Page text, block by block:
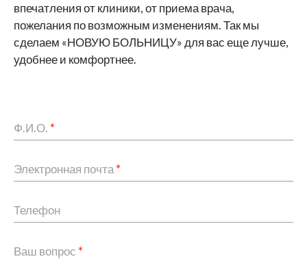
впечатления от клиники, от приема врача,
пожелания по возможным изменениям. Так мы
сделаем «НОВУЮ БОЛЬНИЦУ» для вас еще лучше,
удобнее и комфортнее.
Ф.И.О. *
Электронная почта *
Телефон
Ваш вопрос *